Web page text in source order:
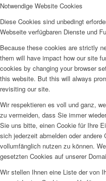
Notwendige Website Cookies
Diese Cookies sind unbedingt
Webseite verfügbaren Dienste und
Because these cookies are strictly
them will have impact how our site
cookies by changing your browser
this website. But this will always
revisiting our site.
Wir respektieren es voll und ganz,
zu vermeiden, dass Sie immer
Sie uns bitte, einen Cookie für Ihre
sich jederzeit abmelden oder
vollumfänglich nutzen zu können.
gesetzten Cookies auf unserer
Wir stellen Ihnen eine Liste der von